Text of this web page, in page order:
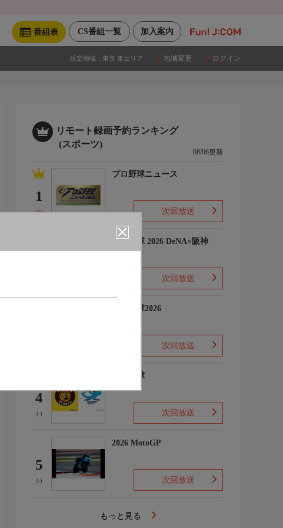
加入案内
CS番組一覧
番組表
設定地域： 東京 東エリア 地域変更 ログイン
リモート録画予約ランキング
(スポーツ)
08/06更新
1
(1)
プロ野球ニュース
次回放送
プロ野球 2026 DeNA×阪神
次回放送
プロ野球2026
次回放送
4
(-)
プロ野球
次回放送
5
(-)
2026 MotoGP
次回放送
もっと見る